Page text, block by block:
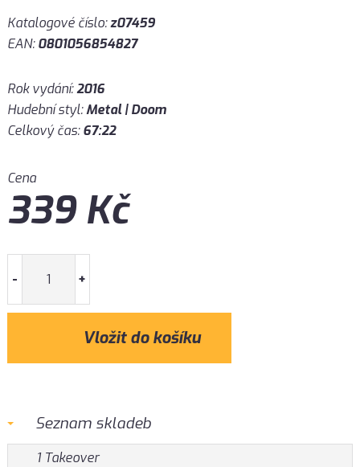
Katalogové číslo:z07459
EAN:0801056854827
Rok vydání:2016
Hudební styl:Metal | Doom
Celkový čas:67:22
Cena
339Kč
- +
Seznam skladeb
1 Takeover